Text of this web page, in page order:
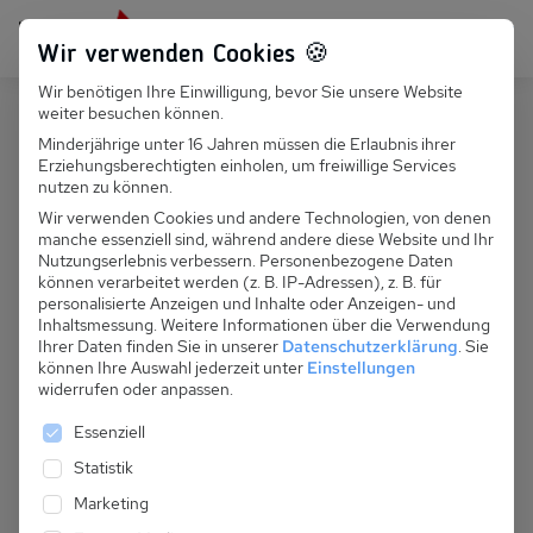
Persönlich für dich da: +49 251 899 050
Suchfeld
Suchen
PL 140.022 - Ferienwohnung Rosa
Wir verwenden Cookies 🍪
Wir benötigen Ihre Einwilligung, bevor Sie unsere Website
weiter besuchen können.
Minderjährige unter 16 Jahren müssen die Erlaubnis ihrer
Erziehungsberechtigten einholen, um freiwillige Services
nutzen zu können.
Wir verwenden Cookies und andere Technologien, von denen
manche essenziell sind, während andere diese Website und Ihr
Nutzungserlebnis verbessern. Personenbezogene Daten
können verarbeitet werden (z. B. IP-Adressen), z. B. für
personalisierte Anzeigen und Inhalte oder Anzeigen- und
Inhaltsmessung. Weitere Informationen über die Verwendung
Ihrer Daten finden Sie in unserer Datenschutzerklärung. Sie
können Ihre Auswahl jederzeit unter Einstellungen
widerrufen oder anpassen.
Es folgt eine Liste der Service-Gruppen, für die
Essenziell
Statistik
Marketing